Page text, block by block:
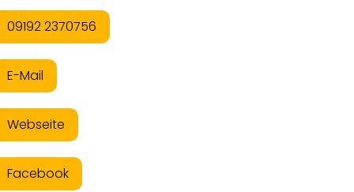
09192 2370756
E-Mail
Webseite
Facebook